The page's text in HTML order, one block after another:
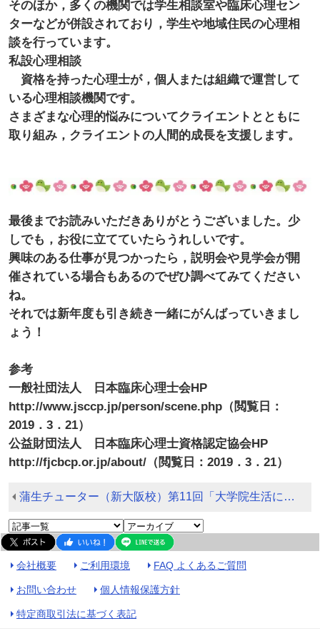
そのほか，多くの機関では学生相談室や臨床心理セン
ターなどが併設されており，学生や地域住民の心理相
談を行っています。
私設心理相談
資格を持った心理士が，個人または組織で運営して
いる心理相談機関です。
さまざまな心理的悩みについてクライエントとともに
取り組み，クライエントの人間的成長を支援します。
最後までお読みいただきありがとうございました。少
しでも，お役に立てていたらうれしいです。
興味のある仕事が見つかったら，説明会や見学会が開
催されている場合もあるのでぜひ調べてみてください
ね。
それでは新年度も引き続き一緒にがんばっていきまし
ょう！
参考
一般社団法人 日本臨床心理士会HP
http://www.jsccp.jp/person/scene.php（閲覧日：
2019．3．21）
公益財団法人 日本臨床心理士資格認定協会HP
http://fjcbcp.or.jp/about/（閲覧日：2019．3．21）
蒲生チューター（新大阪校）第11回「大学院生活についてについて」
会社概要 ご利用環境 FAQ よくあるご質問
お問い合わせ 個人情報保護方針
特定商取引法に基づく表記